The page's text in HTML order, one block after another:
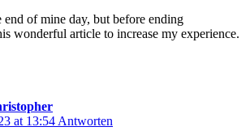
end of mine day, but before ending
wonderful article to increase my experience.
at 13:54 Antworten